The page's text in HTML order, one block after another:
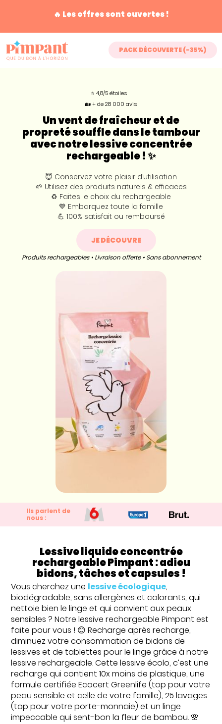
🔥 Les offres sont ouvertes !
PACK DÉCOUVERTE (-35%)
⭐ 4,8/5 étoiles
🏡 + de 28 000 avis
Un vent de fraîcheur et de
propreté souffle dans le tambour
avec notre lessive concentrée
rechargeable ! ✨
😇 Conservez votre plaisir d’utilisation
🌱 Utilisez des produits naturels & efficaces
♻️ Faites le choix du rechargeable
💙 Embarquez toute la famille
💪 100% satisfait ou remboursé
JE DÉCOUVRE
Produits rechargeables • Livraison offerte • Sans abonnement
Ils parlent de
nous :
Lessive liquide concentrée
rechargeable Pimpant : adieu
bidons, tâches et capsules !
Vous cherchez une lessive écologique,
biodégradable, sans allergènes et colorants, qui
nettoie bien le linge et qui convient aux peaux
sensibles ? Notre lessive rechargeable Pimpant est
faite pour vous ! 😊 Recharge après recharge,
diminuez votre consommation de bidons de
lessives et de tablettes pour le linge grâce à notre
lessive rechargeable. Cette lessive écolo, c’est une
recharge qui contient 10x moins de plastique, une
formule certifiée Ecocert Greenlife (top pour votre
peau sensible et celle de votre famille), 25 lavages
(top pour votre porte-monnaie) et un linge
impeccable qui sent-bon la fleur de bambou. 🌸